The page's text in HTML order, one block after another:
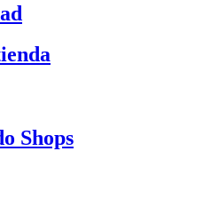
Shops